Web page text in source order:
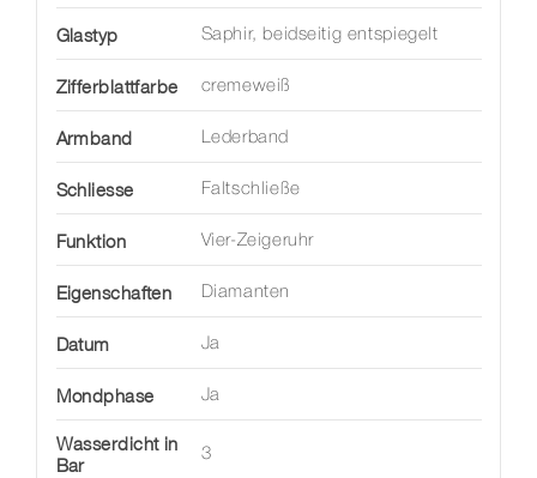
Glastyp Saphir, beidseitig entspiegelt
Zifferblattfarbe cremeweiß
Armband Lederband
Schliesse Faltschließe
Funktion Vier-Zeigeruhr
Eigenschaften Diamanten
Datum Ja
Mondphase Ja
Wasserdicht in
Bar
3